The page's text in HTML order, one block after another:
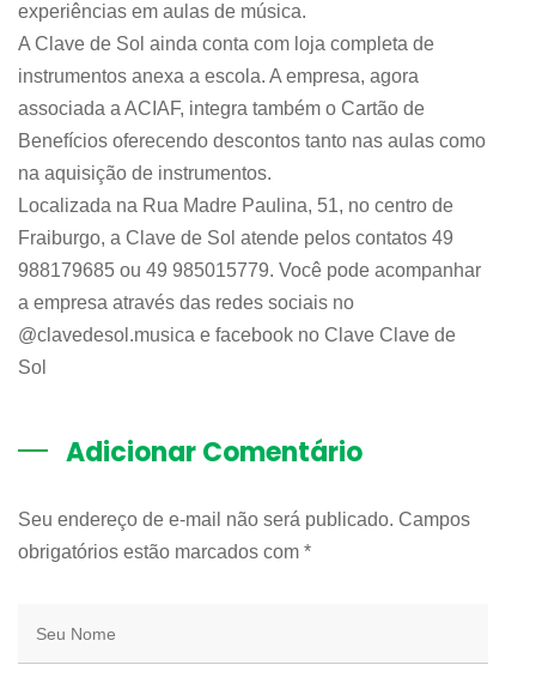
experiências em aulas de música.
A Clave de Sol ainda conta com loja completa de
instrumentos anexa a escola. A empresa, agora
associada a ACIAF, integra também o Cartão de
Benefícios oferecendo descontos tanto nas aulas como
na aquisição de instrumentos.
Localizada na Rua Madre Paulina, 51, no centro de
Fraiburgo, a Clave de Sol atende pelos contatos 49
988179685 ou 49 985015779. Você pode acompanhar
a empresa através das redes sociais no
@clavedesol.musica e facebook no Clave Clave de
Sol
Adicionar Comentário
Seu endereço de e-mail não será publicado. Campos
obrigatórios estão marcados com *